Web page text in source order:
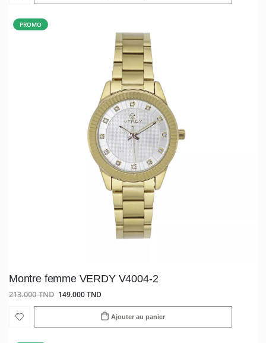
PROMO
Montre femme VERDY V4004-2
213.000 TND 149.000 TND
Ajouter au panier